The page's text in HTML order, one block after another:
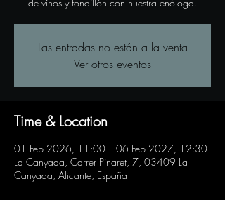
Las entradas no están a la venta
Ver otros eventos
Time & Location
01 Feb 2026, 11:00 – 06 Feb 2027, 12:30
La Canyada, Carrer Pinaret, 7, 03409 La
Canyada, Alicante, España